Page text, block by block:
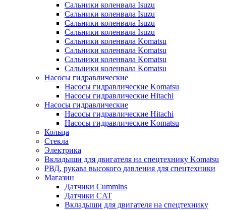
Сальники коленвала Isuzu
Сальники коленвала Isuzu
Сальники коленвала Isuzu
Сальники коленвала Isuzu
Сальники коленвала Komatsu
Сальники коленвала Komatsu
Сальники коленвала Komatsu
Сальники коленвала Komatsu
Насосы гидравлические
Насосы гидравлические Komatsu
Насосы гидравлические Hitachi
Насосы гидравлические
Насосы гидравлические Hitachi
Насосы гидравлические Komatsu
Кольца
Стекла
Электрика
Вкладыши для двигателя на спецтехнику Komatsu
РВД, рукава высокого давления для спецтехники
Магазин
Датчики Cummins
Датчики CAT
Вкладыши для двигателя на спецтехнику